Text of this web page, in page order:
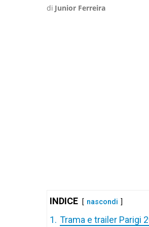
di Junior Ferreira
INDICE nascondi
1. Trama e trailer Parigi